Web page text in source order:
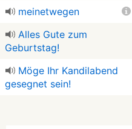
meinetwegen
Alles Gute zum
Geburtstag!
Möge Ihr Kandilabend
gesegnet sein!